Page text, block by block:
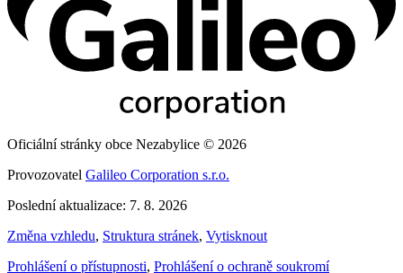
Oficiální stránky obce Nezabylice © 2026
Provozovatel Galileo Corporation s.r.o.
Poslední aktualizace: 7. 8. 2026
Změna vzhledu, Struktura stránek, Vytisknout
Prohlášení o přístupnosti, Prohlášení o ochraně soukromí